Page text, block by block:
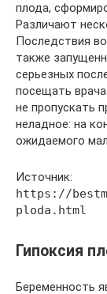
плода,
Различают
Последствия
также
серьезных
посещать
не пропускать
неладное: на
ожидаемого
Источник:
https://
ploda.html
Гипоксия
Беременность